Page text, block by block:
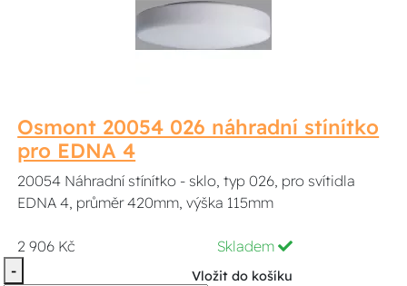
Osmont 20054 026 náhradní stínítko
pro EDNA 4
20054 Náhradní stínítko - sklo, typ 026, pro svítidla
EDNA 4, průměr 420mm, výška 115mm
2 906 Kč
Skladem
-
Vložit do košíku